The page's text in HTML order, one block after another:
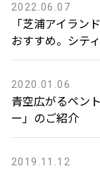
2022.06.07
「芝浦アイラン
おすすめ。シテ
2020.01.06
青空広がるペン
ー」のご紹介
2019.11.12